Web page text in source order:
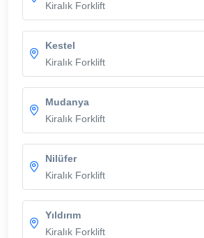
Kiralık Forklift
Kestel
Kiralık Forklift
Mudanya
Kiralık Forklift
Nilüfer
Kiralık Forklift
Yıldırım
Kiralık Forklift